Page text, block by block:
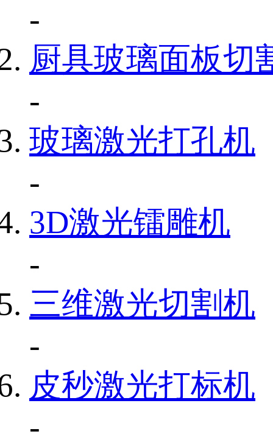
-
厨具玻璃面板切
-
玻璃激光打孔机
-
3D激光镭雕机
-
三维激光切割机
-
皮秒激光打标机
-